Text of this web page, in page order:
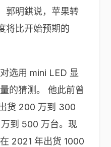
郭明錤说，苹果转
将比开始预期的
选用 mini LED 显
的猜测。 他此前曾
货 200 万到 300
到 500 万台。现
2021 年出货 1000